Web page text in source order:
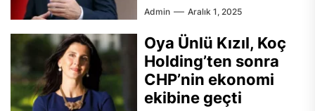
Admin Aralık 1, 2025
Oya Ünlü Kızıl, Koç
Holding’ten sonra
CHP’nin ekonomi
ekibine geçti